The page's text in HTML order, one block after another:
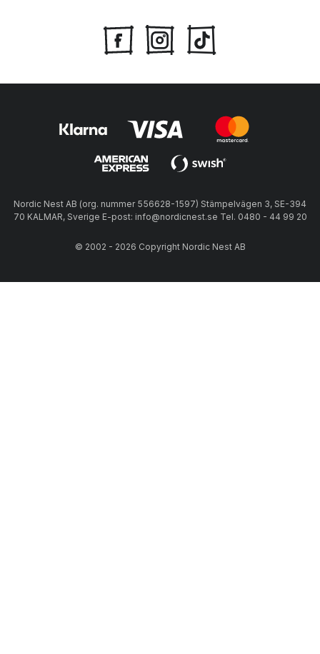
Nordic Nest AB (org. nummer 556628-1597) Stämpelvägen 3, SE-394
70 KALMAR, Sverige E-post: info@nordicnest.se Tel. 0480 - 44 99 20
© 2002 - 2026 Copyright Nordic Nest AB